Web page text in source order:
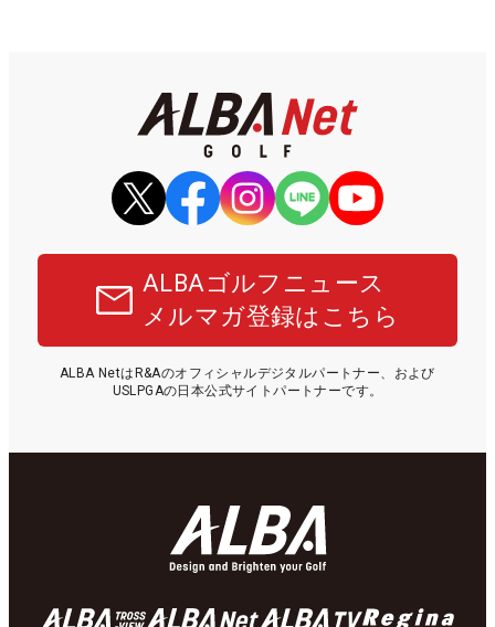
ALBAゴルフニュース
メルマガ登録はこちら
ALBA NetはR&Aのオフィシャルデジタルパートナー、および
USLPGAの日本公式サイトパートナーです。